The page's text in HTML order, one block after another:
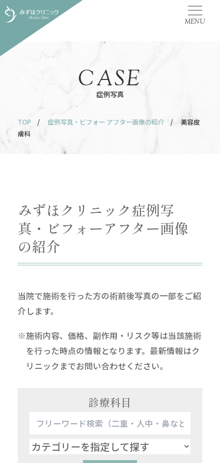
MENU
症例写真
CASE
TOP / 症例写真・ビフォー アフター画像の紹介
/ 美容皮
膚科
みずほクリニック症例写
真・ビフォーアフター画像
の紹介
当院で施術を行った方の術前後写真の一部をご紹
介します。
※施術内容、価格、副作用・リスク等は当該施術
を行った時点の情報となります。最新情報はク
リニックまでお問い合わせください。
診療科目